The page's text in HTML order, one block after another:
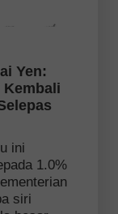
Yen:
Kembali
ini
1.0%
siri